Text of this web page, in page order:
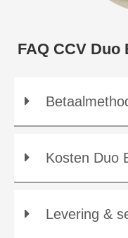
FAQ CCV Duo
Kosten Duo
Levering &